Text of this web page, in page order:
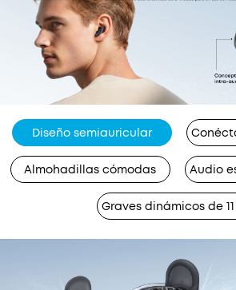
Diseño semiauricular
Almohadillas cómodas Audio
Graves dinámicos de 11